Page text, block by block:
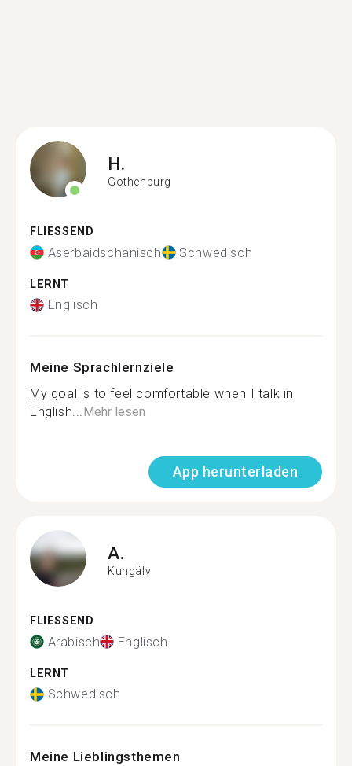
H.
Gothenburg
FLIESSEND
Aserbaidschanisch Schwedisch
LERNT
Englisch
Meine Sprachlernziele
My goal is to feel comfortable when I talk in
English...Mehr lesen
App herunterladen
A.
Kungälv
FLIESSEND
Arabisch Englisch
LERNT
Schwedisch
Meine Lieblingsthemen